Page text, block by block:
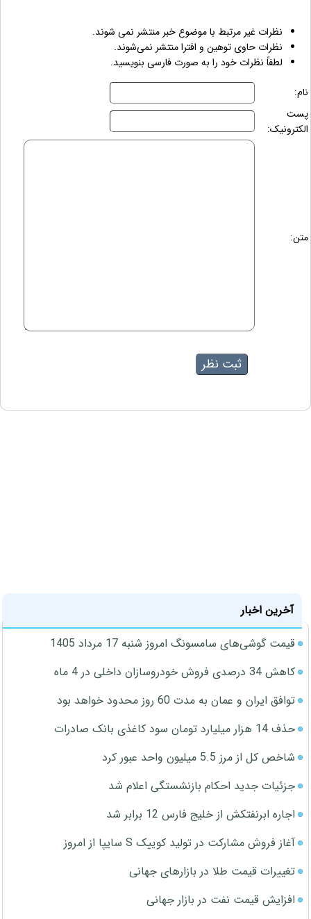
نظرات غیر مرتبط با موضوع خبر منتشر نمی شوند.
نظرات حاوی توهین و افترا منتشر نمی‌شوند.
لطفاً نظرات خود را به صورت فارسی بنویسید.
نام:
پست
الکترونیک:
متن:
آخرین اخبار
قیمت گوشی‌های سامسونگ امروز شنبه 17 مرداد 1405
کاهش 34 درصدی فروش خودروسازان داخلی در 4 ماه
توافق ایران و عمان به مدت 60 روز محدود خواهد بود
حذف 14 هزار میلیارد تومان سود کاغذی بانک صادرات
شاخص کل از مرز 5.5 میلیون واحد عبور کرد
جزئیات جدید احکام بازنشستگی اعلام شد
اجاره ابرنفتکش از خلیج فارس 12 برابر شد
آغاز فروش مشارکت در تولید کوییک S سایپا از امروز
تغییرات قیمت طلا در بازارهای جهانی
افزایش قیمت نفت در بازار جهانی